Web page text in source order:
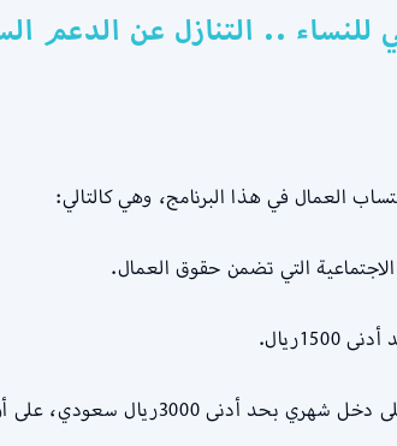
.. التنازل عن الدعم
العمال في هذا البرنامج، وهي كالتالي:
التي تضمن حقوق العمال.